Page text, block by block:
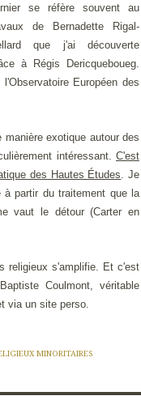
se réfère souvent au
de Bernadette Rigal-
que j'ai découverte
à Régis Dericqueboueg.
Européen des
exotique autour des
intéressant. C'est
des Hautes Études . Je
à partir du traitement que la
vaut le détour (Carter en
religieux s'amplifie. Et c'est
Coulmont, véritable
via un site perso.
MINORITAIRES